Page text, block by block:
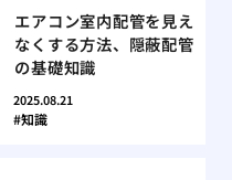
エアコン室内配管を見え
なくする方法、隠蔽配管
の基礎知識
2025.08.21
知識